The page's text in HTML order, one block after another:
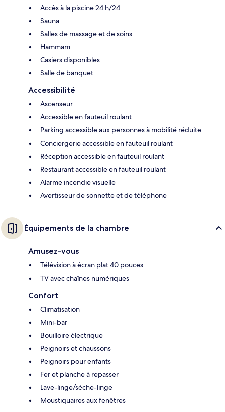
Accès à la piscine 24 h/24
Sauna
Salles de massage et de soins
Hammam
Casiers disponibles
Salle de banquet
Accessibilité
Ascenseur
Accessible en fauteuil roulant
Parking accessible aux personnes à mobilité réduite
Conciergerie accessible en fauteuil roulant
Réception accessible en fauteuil roulant
Restaurant accessible en fauteuil roulant
Alarme incendie visuelle
Avertisseur de sonnette et de téléphone
Équipements de la chambre
Amusez-vous
Télévision à écran plat 40 pouces
TV avec chaînes numériques
Confort
Climatisation
Mini-bar
Bouilloire électrique
Peignoirs et chaussons
Peignoirs pour enfants
Fer et planche à repasser
Lave-linge/sèche-linge
Moustiquaires aux fenêtres